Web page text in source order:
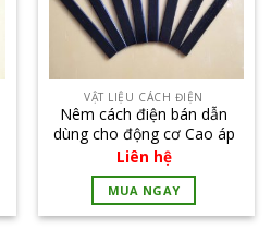
VẬT LIỆU CÁCH ĐIỆN
Nêm cách điện bán dẫn
dùng cho động cơ Cao áp
cỡ lớn
Liên hệ
MUA NGAY